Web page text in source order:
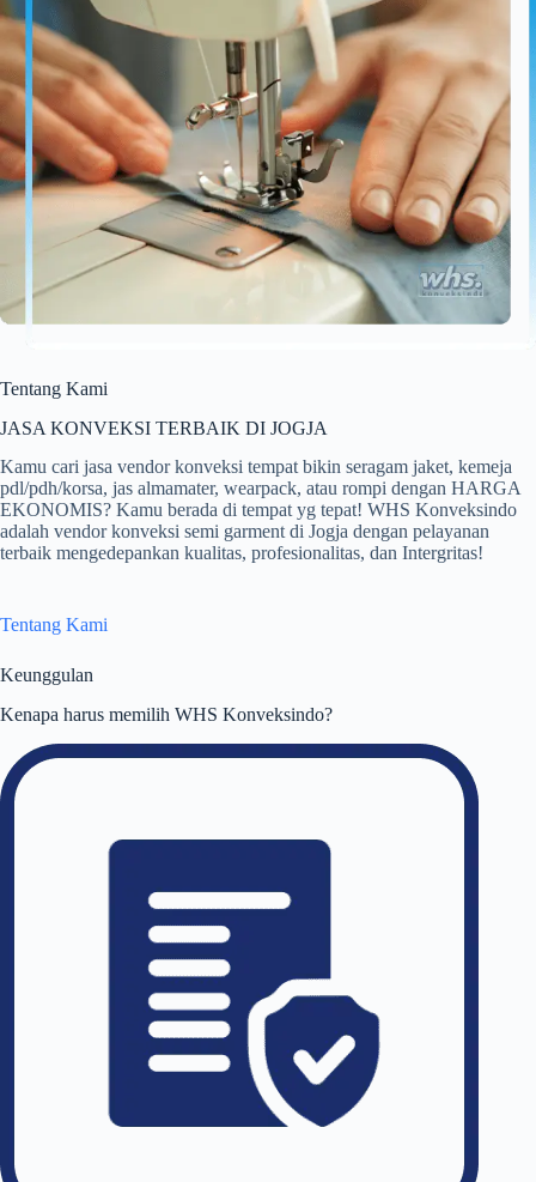
Tentang Kami
JASA KONVEKSI TERBAIK DI JOGJA
Kamu cari jasa vendor konveksi tempat bikin seragam jaket, kemeja
pdl/pdh/korsa, jas almamater, wearpack, atau rompi dengan HARGA
EKONOMIS? Kamu berada di tempat yg tepat! WHS Konveksindo
adalah vendor konveksi semi garment di Jogja dengan pelayanan
terbaik mengedepankan kualitas, profesionalitas, dan Intergritas!
Tentang Kami
Keunggulan
Kenapa harus memilih WHS Konveksindo?